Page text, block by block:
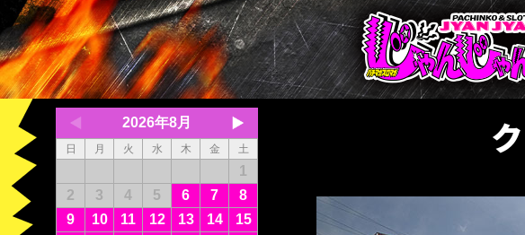
2026年8月
日 月 火 水 木 金 土
1
2
3 4 5 6 7
8
9
10 11 12 13 14
15